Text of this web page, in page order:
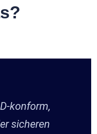
konform,
sicheren